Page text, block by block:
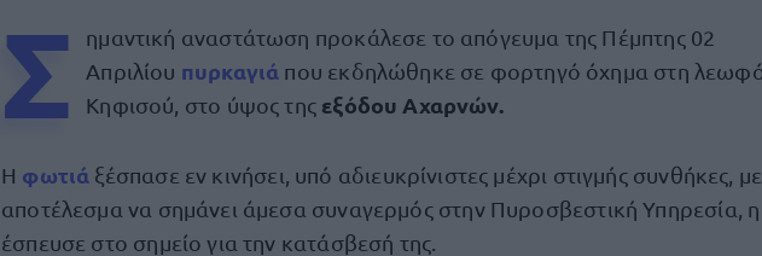
Σ
ημαντική αναστάτωση προκάλεσε το απόγευμα της Πέμπτης 02
Απριλίου πυρκαγιά που εκδηλώθηκε σε φορτηγό όχημα στη
Κηφισού, στο ύψος της εξόδου Αχαρνών.
Η φωτιά ξέσπασε εν κινήσει, υπό αδιευκρίνιστες μέχρι στιγμής συνθήκες, με
αποτέλεσμα να σημάνει άμεσα συναγερμός στην Πυροσβεστική Υπηρεσία, η
έσπευσε στο σημείο για την κατάσβεσή της.